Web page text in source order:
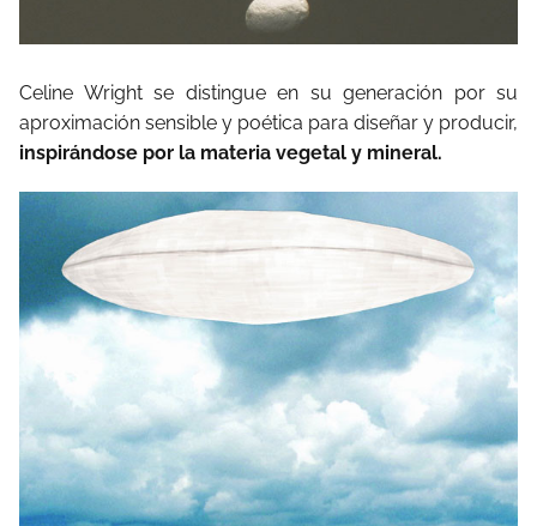
Celine Wright se distingue en su generación por su
aproximación sensible y poética para diseñar y producir,
inspirándose por la materia vegetal y mineral.